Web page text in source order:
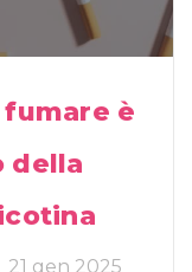
è
della
21 gen 2025